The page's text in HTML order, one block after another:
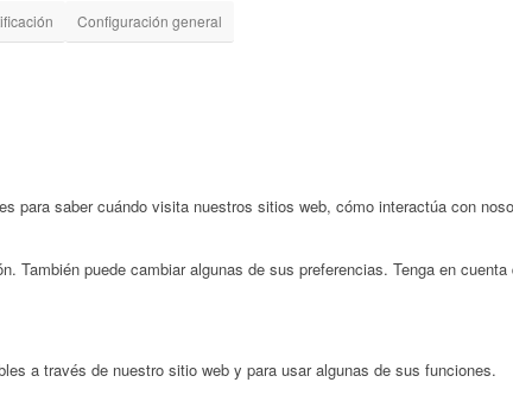
Configuración general
saber cuándo visita nuestros sitios web, cómo interactúa con
puede cambiar algunas de sus preferencias. Tenga en
a través de nuestro sitio web y para usar algunas de sus funciones.